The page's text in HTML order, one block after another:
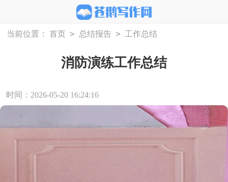
当前位置： 首页 > 总结报告 > 工作总结
消防演练工作总结
时间：2026-05-20 16:24:16